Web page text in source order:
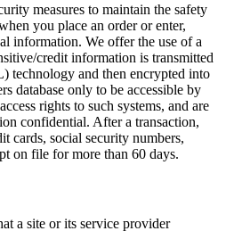
measures to maintain the safety
you place an order or enter,
information. We offer the use of a
credit information is transmitted
technology and then encrypted into
database only to be accessible by
rights to such systems, and are
confidential. After a transaction,
cards, social security numbers,
on file for more than 60 days.
a site or its service provider